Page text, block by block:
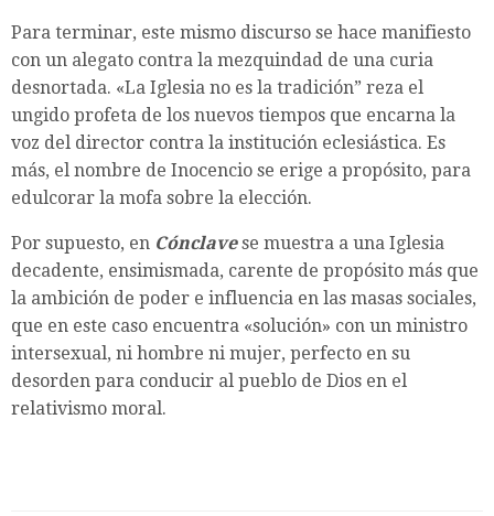
Para terminar, este mismo discurso se hace manifiesto
con un alegato contra la mezquindad de una curia
desnortada. «La Iglesia no es la tradición” reza el
ungido profeta de los nuevos tiempos que encarna la
voz del director contra la institución eclesiástica. Es
más, el nombre de Inocencio se erige a propósito, para
edulcorar la mofa sobre la elección.
Por supuesto, en Cónclavese muestra a una Iglesia
decadente, ensimismada, carente de propósito más que
la ambición de poder e influencia en las masas sociales,
que en este caso encuentra «solución» con un ministro
intersexual, ni hombre ni mujer, perfecto en su
desorden para conducir al pueblo de Dios en el
relativismo moral.